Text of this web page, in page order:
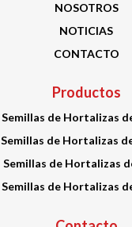
Productos
Semillas de Hortalizas
Semillas de Hortalizas
Semillas de Hortalizas
Semillas de Hortalizas
NOSOTROS
NOTICIAS
CONTACTO